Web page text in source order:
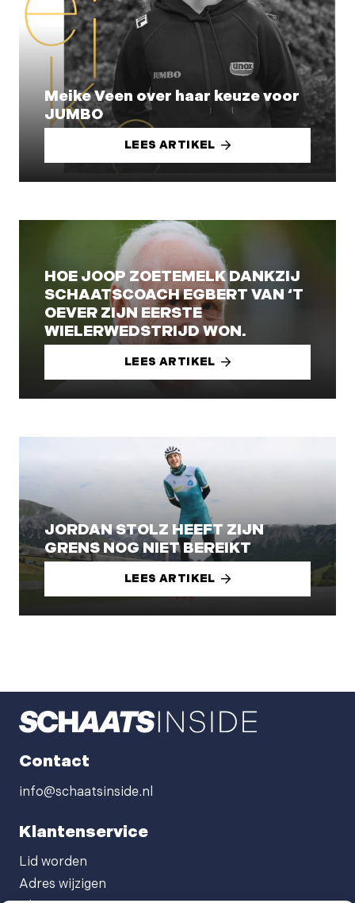
Meike Veen over haar keuze voor
JUMBO
LEES ARTIKEL
HOE JOOP ZOETEMELK DANKZIJ
SCHAATSCOACH EGBERT VAN ‘T
OEVER ZIJN EERSTE
WIELERWEDSTRIJD WON.
LEES ARTIKEL
JORDAN STOLZ HEEFT ZIJN
GRENS NOG NIET BEREIKT
LEES ARTIKEL
Contact
info@schaatsinside.nl
Klantenservice
Lid worden
Adres wijzigen